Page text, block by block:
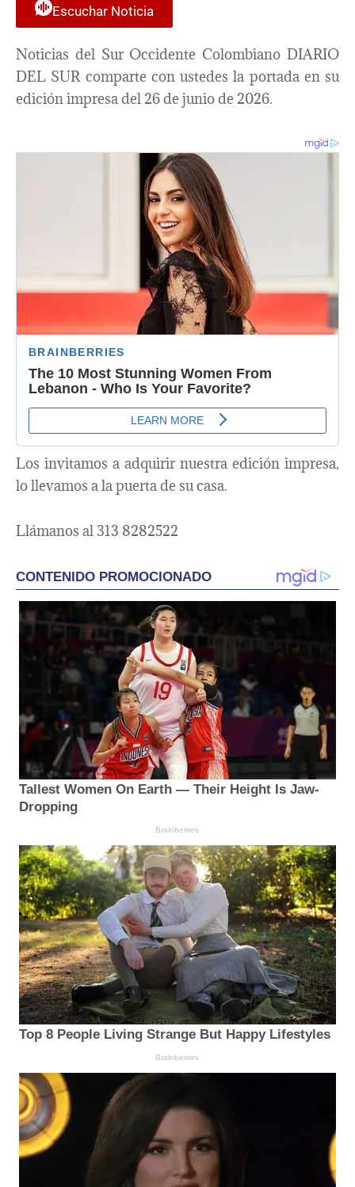
Escuchar Noticia
Noticias del Sur Occidente Colombiano DIARIO
DEL SUR comparte con ustedes la portada en su
edición impresa del 26 de junio de 2026.
Los invitamos a adquirir nuestra edición impresa,
lo llevamos a la puerta de su casa.
Llámanos al 313 8282522